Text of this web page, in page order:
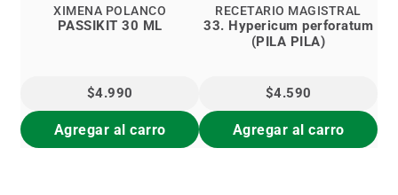
PASSIKIT 30 ML
XIMENA POLANCO
$4.990
Agregar al carro
33. Hypericum perforatum
(PILA PILA)
RECETARIO MAGISTRAL
$4.590
Agregar al carro